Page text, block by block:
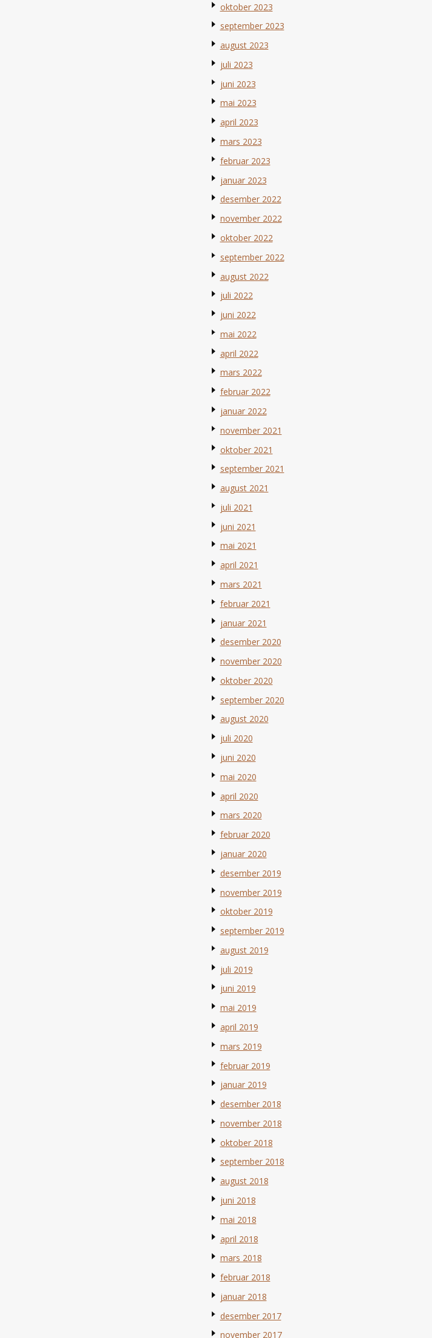
oktober 2023
september 2023
august 2023
juli 2023
juni 2023
mai 2023
april 2023
mars 2023
februar 2023
januar 2023
desember 2022
november 2022
oktober 2022
september 2022
august 2022
juli 2022
juni 2022
mai 2022
april 2022
mars 2022
februar 2022
januar 2022
november 2021
oktober 2021
september 2021
august 2021
juli 2021
juni 2021
mai 2021
april 2021
mars 2021
februar 2021
januar 2021
desember 2020
november 2020
oktober 2020
september 2020
august 2020
juli 2020
juni 2020
mai 2020
april 2020
mars 2020
februar 2020
januar 2020
desember 2019
november 2019
oktober 2019
september 2019
august 2019
juli 2019
juni 2019
mai 2019
april 2019
mars 2019
februar 2019
januar 2019
desember 2018
november 2018
oktober 2018
september 2018
august 2018
juni 2018
mai 2018
april 2018
mars 2018
februar 2018
januar 2018
desember 2017
november 2017